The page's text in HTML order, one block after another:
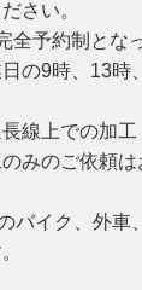
さい。
全予約制とな
の9時、13時
線上での加
みのご依頼は
バイク、外車